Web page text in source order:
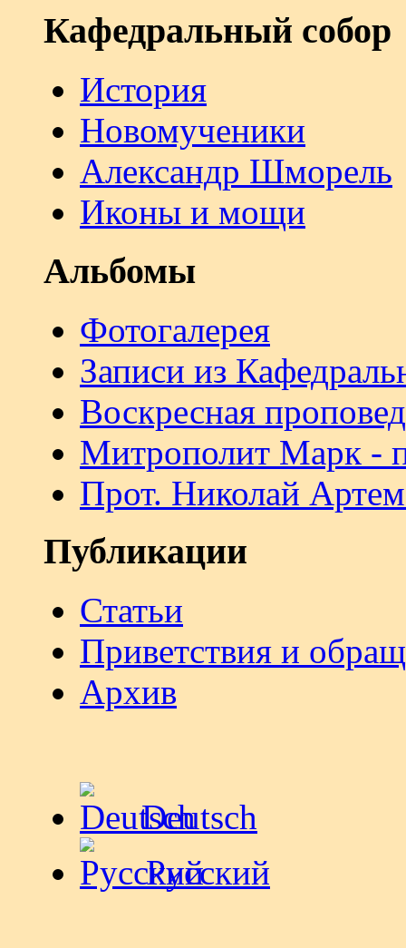
Кафедральный собор
История
Новомученики
Александр Шморель
Иконы и мощи
Альбомы
Фотогалерея
Записи из
Воскресная
Митрополит Марк -
Прот. Николай
Публикации
Статьи
Приветствия и
Архив
Deutsch
Русский